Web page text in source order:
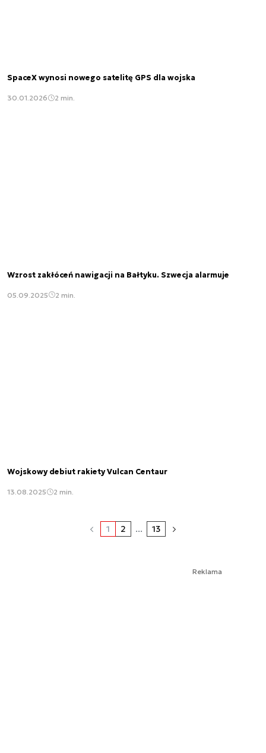
SpaceX wynosi nowego satelitę GPS dla wojska
30.01.2026 2 min.
Wzrost zakłóceń nawigacji na Bałtyku. Szwecja alarmuje
05.09.2025 2 min.
Wojskowy debiut rakiety Vulcan Centaur
13.08.2025 2 min.
1 2 ... 13
Reklama